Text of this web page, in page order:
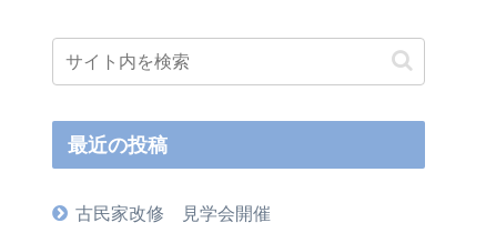
最近の投稿
古民家改修 見学会開催